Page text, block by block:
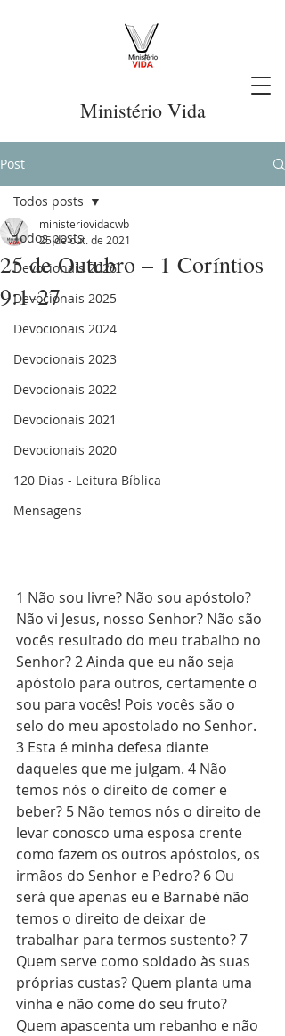
Ministério Vida
Post
Todos posts
Devocionais 2026
Devocionais 2025
Devocionais 2024
Devocionais 2023
Devocionais 2022
Devocionais 2021
Devocionais 2020
120 Dias - Leitura Bíblica
Mensagens
Todos posts
25 de Outubro – 1 Coríntios
9:1-27
ministeriovidacwb
25 de out. de 2021
1 Não sou livre? Não sou apóstolo?
Não vi Jesus, nosso Senhor? Não são
vocês resultado do meu trabalho no
Senhor? 2 Ainda que eu não seja
apóstolo para outros, certamente o
sou para vocês! Pois vocês são o
selo do meu apostolado no Senhor.
3 Esta é minha defesa diante
daqueles que me julgam. 4 Não
temos nós o direito de comer e
beber? 5 Não temos nós o direito de
levar conosco uma esposa crente
como fazem os outros apóstolos, os
irmãos do Senhor e Pedro? 6 Ou
será que apenas eu e Barnabé não
temos o direito de deixar de
trabalhar para termos sustento? 7
Quem serve como soldado às suas
próprias custas? Quem planta uma
vinha e não come do seu fruto?
Quem apascenta um rebanho e não